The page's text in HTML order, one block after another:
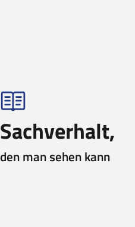
Sachverhalt,
den man sehen kann